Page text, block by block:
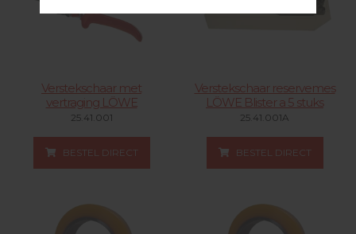
Verstekschaar met
vertraging LÖWE
25.41.001
BESTEL DIRECT
Verstekschaar reservemes
LÖWE Blister a 5 stuks
25.41.001A
BESTEL DIRECT